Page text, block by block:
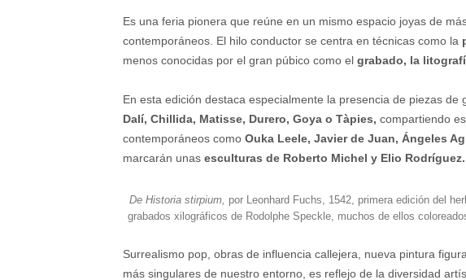
Es una feria pionera que reúne en un mismo espacio joyas de
contemporáneos. El hilo conductor se centra en técnicas como la
menos conocidas por el gran púbico como el grabado, la
En esta edición destaca especialmente la presencia de piezas de
Dalí, Chillida, Matisse, Durero, Goya o Tàpies, compartiendo
contemporáneos como Ouka Leele, Javier de Juan, Ángeles
marcarán unas esculturas de Roberto Michel y Elio Rodríguez.
De Historia stirpium, por Leonhard Fuchs, 1542, primera edición del
grabados xilográficos de Rodolphe Speckle, muchos de ellos
Surrealismo pop, obras de influencia callejera, nueva pintura
más singulares de nuestro entorno, es reflejo de la diversidad